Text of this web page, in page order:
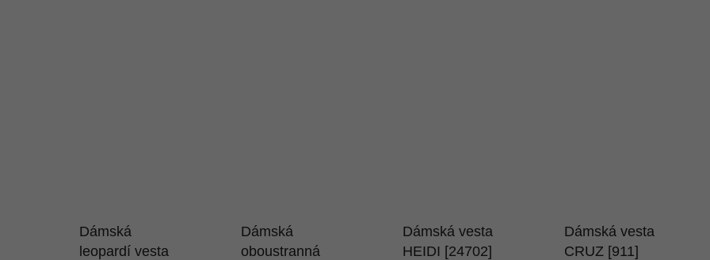
Dámská
leopardí vesta
Dámská
oboustranná
Dámská vesta
HEIDI [24702]
Dámská vesta
CRUZ [911]